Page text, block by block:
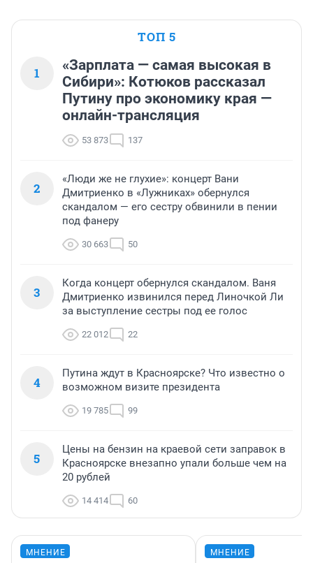
ТОП 5
1
«Зарплата — самая высокая в
Сибири»: Котюков рассказал
Путину про экономику края —
онлайн-трансляция
53 873 137
2
«Люди же не глухие»: концерт Вани
Дмитриенко в «Лужниках» обернулся
скандалом — его сестру обвинили в пении
под фанеру
30 663 50
3
Когда концерт обернулся скандалом. Ваня
Дмитриенко извинился перед Линочкой Ли
за выступление сестры под ее голос
22 012 22
4
Путина ждут в Красноярске? Что известно о
возможном визите президента
19 785 99
5
Цены на бензин на краевой сети заправок в
Красноярске внезапно упали больше чем на
20 рублей
14 414 60
МНЕНИЕ МНЕНИЕ